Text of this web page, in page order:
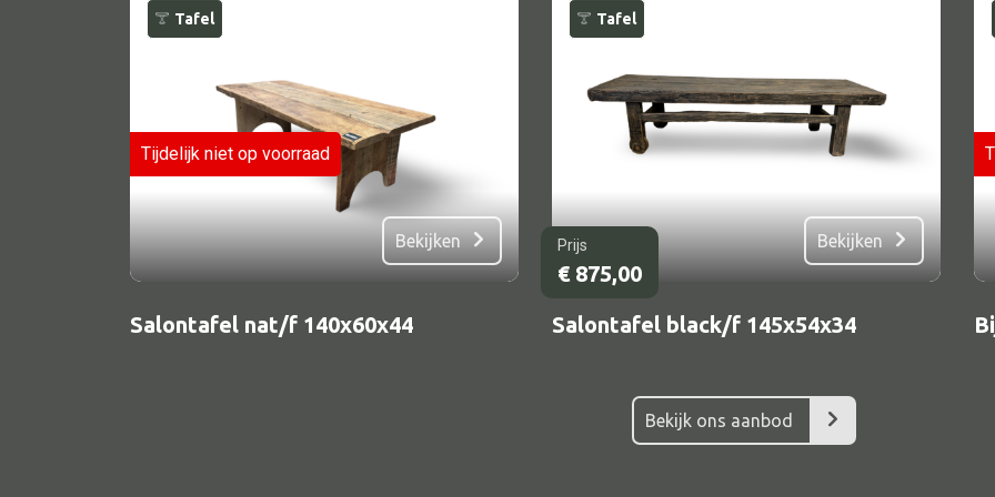
Alle textiel
Kussen
Alle bouwmateriaal
Bed
Tafel
Tijdelijk niet op voorraad
Bekijken
Salontafel nat/f 140x60x44
Tafel
Prijs
€875,00
Bekijken
Salontafel black/f 145x54x34
Bekijk ons aanbod